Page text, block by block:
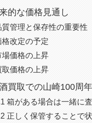
的な価格見通し
質管理と保存性の重要性
格改定の予定
場価格の上昇
取価格の上昇
買取での山崎100周
箱がある場合は一緒に
正しく保管することで